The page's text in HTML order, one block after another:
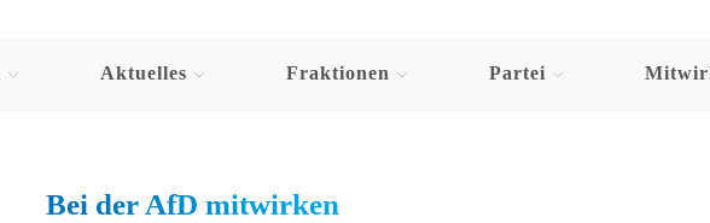
Aktuelles Fraktionen Partei
Bei der AfD mitwirken